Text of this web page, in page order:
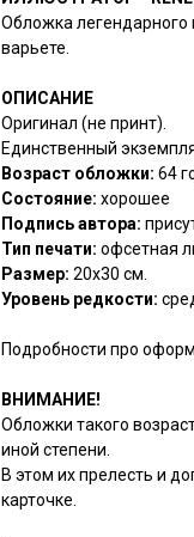
Обложка легендарного
варьете.
ОПИСАНИЕ
Оригинал (не принт).
Единственный
Возраст обложки: 64
Состояние: хорошее
Подпись автора:
Тип печати: офсетная
Размер: 20х30 см.
Уровень редкости:
Подробности про
ВНИМАНИЕ!
Обложки такого
иной степени.
В этом их прелесть и
карточке.